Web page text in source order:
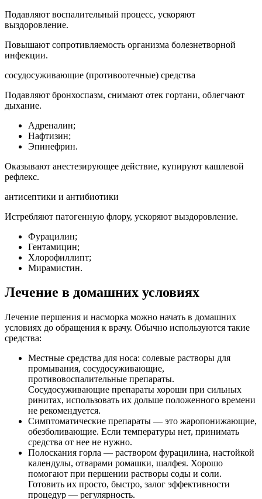
Подавляют воспалительный процесс, ускоряют
выздоровление.
Повышают сопротивляемость организма болезнетворной
инфекции.
сосудосуживающие (противоотечные) средства
Подавляют бронхоспазм, снимают отек гортани, облегчают
дыхание.
Адреналин;
Нафтизин;
Эпинефрин.
Оказывают анестезирующее действие, купируют кашлевой
рефлекс.
антисептики и антибиотики
Истребляют патогенную флору, ускоряют выздоровление.
Фурацилин;
Гентамицин;
Хлорофиллипт;
Мирамистин.
Лечение в домашних условиях
Лечение першения и насморка можно начать в домашних
условиях до обращения к врачу. Обычно используются такие
средства:
Местные средства для носа: солевые растворы для
промывания, сосудосуживающие,
противовоспалительные препараты.
Сосудосуживающие препараты хороши при сильных
ринитах, использовать их дольше положенного времени
не рекомендуется.
Симптоматические препараты — это жаропонижающие,
обезболивающие. Если температуры нет, принимать
средства от нее не нужно.
Полоскания горла — раствором фурацилина, настойкой
календулы, отварами ромашки, шалфея. Хорошо
помогают при першении растворы соды и соли.
Готовить их просто, быстро, залог эффективности
процедур — регулярность.